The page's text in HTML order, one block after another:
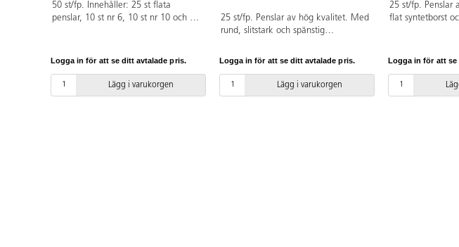
50 st/fp. Innehåller: 25 st flata
penslar, 10 st nr 6, 10 st nr 10 och 5
Logga in för att se ditt avtalade pris.
Lägg i varukorgen
25 st/fp. Penslar av hög kvalitet. Med
rund, slitstark och spänstig
kvalitet. Även bra till decoupage,
textilfärger och sidenfärger. Ingår: 8 st
Logga in för att se ditt avtalade pris.
Lägg i varukorgen
25 st/fp. Penslar
flat syntetborst
sidenfärger.
10 och 5 st nr 14.
Logga in för att